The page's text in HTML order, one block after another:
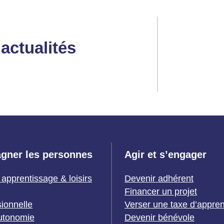
les personnes
& loisirs
Agir et s’engager
Devenir adhérent
Financer un projet
Verser une taxe
Devenir bénévole